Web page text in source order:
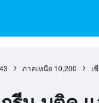
ภาคเหนือ 10,200 เ